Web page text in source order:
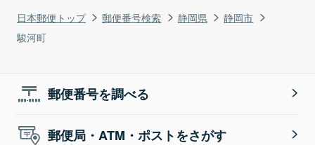
日本郵便トップ 郵便番号検索 静岡県
静岡市
駿河町
郵便番号を調べる
郵便局・ATM・ポストをさがす